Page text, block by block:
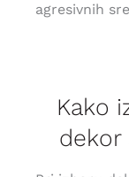
agresivnih
Kako
dekor